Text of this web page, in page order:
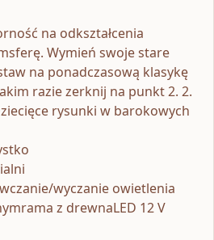
na odkształcenia
Wymień swoje stare
na ponadczasową klasykę
razie zerknij na punkt 2. 2.
rysunki w barokowych
wyczanie owietlenia
z drewnaLED 12 V